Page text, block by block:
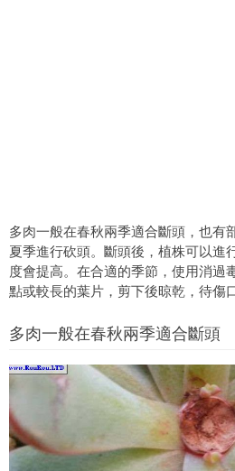
多肉一般在春秋兩季適合斷頭，也有
夏季進行砍頭。斷頭後，植株可以進
度會提高。在合適的季節，使用消過
點或較長的葉片，剪下後晾乾，待傷
多肉一般在春秋兩季適合斷頭